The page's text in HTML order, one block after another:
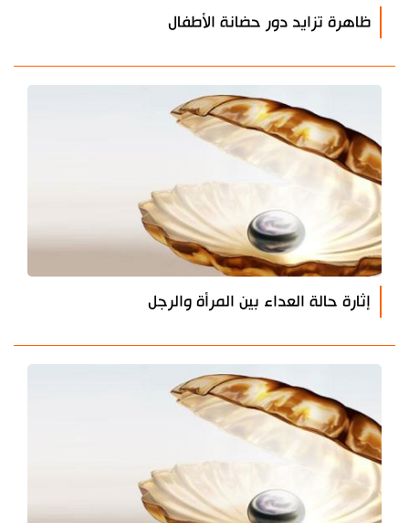
ظاهرة تزايد دور حضانة الأطفال
إثارة حالة العداء بين المرأة والرجل